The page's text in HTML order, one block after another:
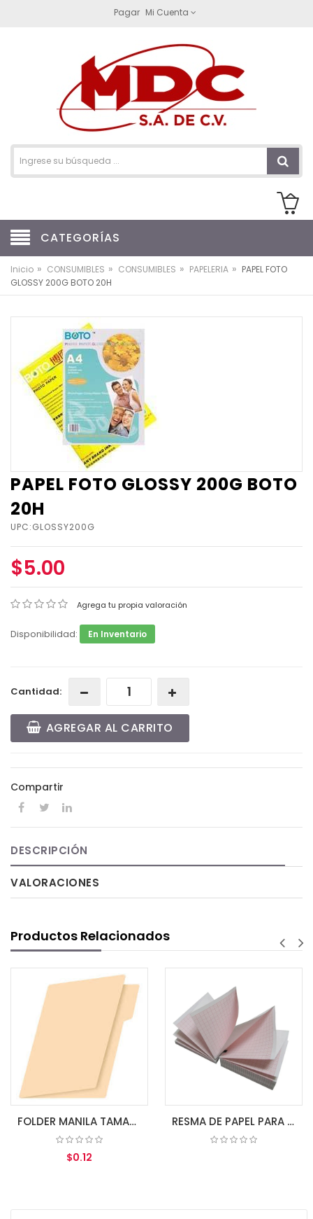
Pagar Mi Cuenta
CATEGORÍAS
Inicio » CONSUMIBLES » CONSUMIBLES » PAPELERIA » PAPEL FOTO
GLOSSY 200G BOTO 20H
PAPEL FOTO GLOSSY 200G BOTO
20H
UPC:GLOSSY200G
$5.00
Agrega tu propia valoración
Disponibilidad: En Inventario
Cantidad:
AGREGAR AL CARRITO
Compartir
DESCRIPCIÓN
VALORACIONES
Productos Relacionados
FOLDER MANILA TAMAÑO CARTA BEXCELENT
$0.12
RESMA DE PAPEL PARA ECG IE 6 110MM*140MM 140HOJAS